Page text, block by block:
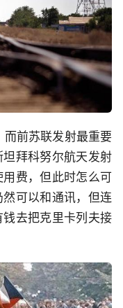
前苏联发射最重要
拜科努尔航天发射
费，但此时怎么可
可以和通讯，但连
去把克里卡列夫接